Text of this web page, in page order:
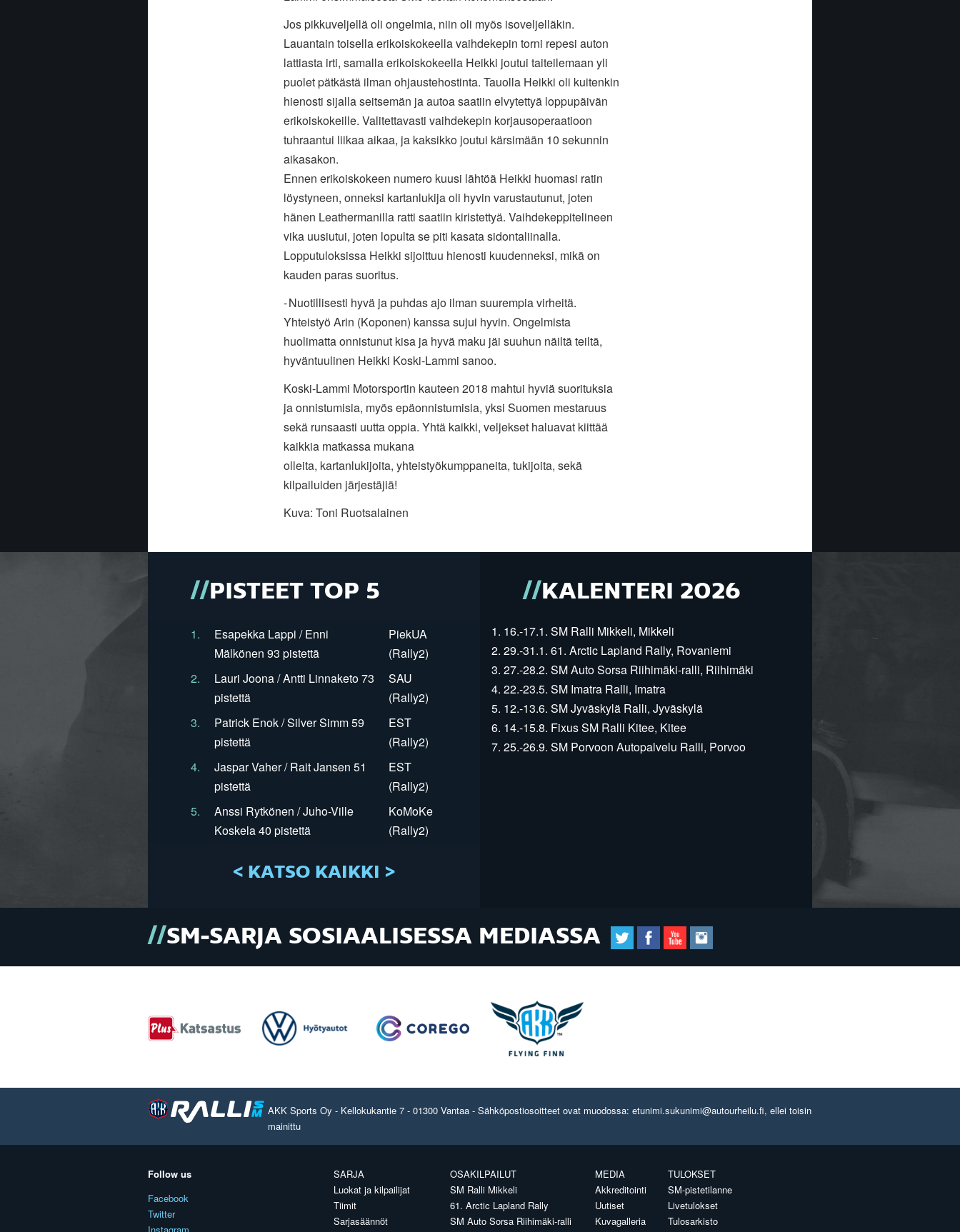
Jos pikkuveljellä oli ongelmia, niin oli myös isoveljelläkin.
Lauantain toisella erikoiskokeella vaihdekepin torni repesi auton
lattiasta irti, samalla erikoiskokeella Heikki joutui taiteilemaan yli
puolet pätkästä ilman ohjaustehostinta. Tauolla Heikki oli kuitenkin
hienosti sijalla seitsemän ja autoa saatiin elvytettyä loppupäivän
erikoiskokeille. Valitettavasti vaihdekepin korjausoperaatioon
tuhraantui liikaa aikaa, ja kaksikko joutui kärsimään 10 sekunnin
aikasakon.
Ennen erikoiskokeen numero kuusi lähtöä Heikki huomasi ratin
löystyneen, onneksi kartanlukija oli hyvin varustautunut, joten
hänen Leathermanilla ratti saatiin kiristettyä. Vaihdekeppitelineen
vika uusiutui, joten lopulta se piti kasata sidontaliinalla.
Lopputuloksissa Heikki sijoittuu hienosti kuudenneksi, mikä on
kauden paras suoritus.
-Nuotillisesti hyvä ja puhdas ajo ilman suurempia virheitä.
Yhteistyö Arin (Koponen) kanssa sujui hyvin. Ongelmista
huolimatta onnistunut kisa ja hyvä maku jäi suuhun näiltä teiltä,
hyväntuulinen Heikki Koski-Lammi sanoo.
Koski-Lammi Motorsportin kauteen 2018 mahtui hyviä suorituksia
ja onnistumisia, myös epäonnistumisia, yksi Suomen mestaruus
sekä runsaasti uutta oppia. Yhtä kaikki, veljekset haluavat kiittää
kaikkia matkassa mukana
olleita, kartanlukijoita, yhteistyökumppaneita, tukijoita, sekä
kilpailuiden järjestäjiä!
Kuva: Toni Ruotsalainen
PISTEET TOP 5
1.
Esapekka Lappi / Enni
Mälkönen 93 pistettä
PiekUA
(Rally2)
2.
Lauri Joona / Antti Linnaketo 73
pistettä
SAU
(Rally2)
3.
Patrick Enok / Silver Simm 59
pistettä
EST
(Rally2)
4.
Jaspar Vaher / Rait Jansen 51
pistettä
EST
(Rally2)
5.
Anssi Rytkönen / Juho-Ville
Koskela 40 pistettä
KoMoKe
(Rally2)
< KATSO KAIKKI >
KALENTERI 2026
1. 16.-17.1. SM Ralli Mikkeli, Mikkeli
2. 29.-31.1. 61. Arctic Lapland Rally, Rovaniemi
3. 27.-28.2. SM Auto Sorsa Riihimäki-ralli, Riihimäki
4. 22.-23.5. SM Imatra Ralli, Imatra
5. 12.-13.6. SM Jyväskylä Ralli, Jyväskylä
6. 14.-15.8. Fixus SM Ralli Kitee, Kitee
7. 25.-26.9. SM Porvoon Autopalvelu Ralli, Porvoo
SM-SARJA SOSIAALISESSA MEDIASSA
AKK Sports Oy - Kellokukantie 7 - 01300 Vantaa - Sähköpostiosoitteet ovat muodossa: etunimi.sukunimi@autourheilu.fi, ellei toisin
mainittu
Follow us
Facebook
Twitter
SARJA
Luokat ja kilpailijat
Tiimit
Sarjasäännöt
OSAKILPAILUT
SM Ralli Mikkeli
61. Arctic Lapland Rally
SM Auto Sorsa Riihimäki-ralli
MEDIA
Akkreditointi
Uutiset
Kuvagalleria
TULOKSET
SM-pistetilanne
Livetulokset
Tulosarkisto